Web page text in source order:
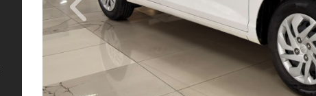
Previous